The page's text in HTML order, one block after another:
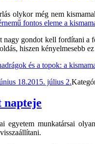
olykor még nem
fontos eleme a
nagy gondot kell fordítani a
hiszen kényelmesebb ez
és a topok: a
18.2015. július 2.
napteje
egyetem munkatársai